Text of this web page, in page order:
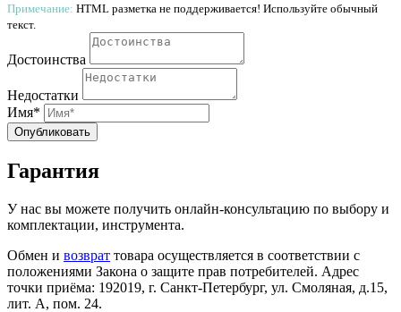
Примечание: HTML разметка не поддерживается! Используйте обычный
текст.
Достоинства
Недостатки
Имя*
Опубликовать
Гарантия
У нас вы можете получить онлайн-консультацию по выбору и
комплектации, инструмента.
Обмен и возврат товара осуществляется в соответствии с
положениями Закона о защите прав потребителей. Адрес
точки приёма: 192019, г. Санкт-Петербург, ул. Смоляная, д.15,
лит. А, пом. 24.